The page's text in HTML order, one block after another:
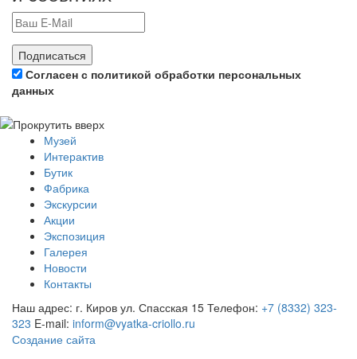
Подписаться
Согласен с политикой обработки персональных
данных
Музей
Интерактив
Бутик
Фабрика
Экскурсии
Акции
Экспозиция
Галерея
Новости
Контакты
Наш адрес: г. Киров ул. Спасская 15 Телефон: +7 (8332) 323-
323 E-mail: inform@vyatka-criollo.ru
Создание сайта